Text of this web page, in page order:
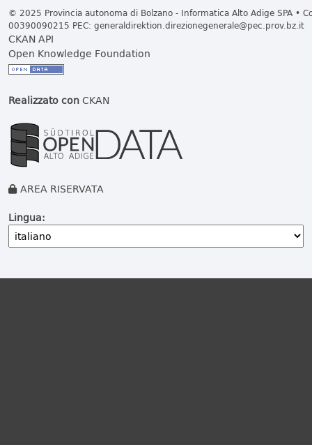
© 2025 Provincia autonoma di Bolzano - Informatica Alto Adige SPA •
00390090215 PEC: generaldirektion.direzionegenerale@pec.prov.bz.it
CKAN API
Open Knowledge Foundation
Realizzato conCKAN
AREA RISERVATA
Lingua